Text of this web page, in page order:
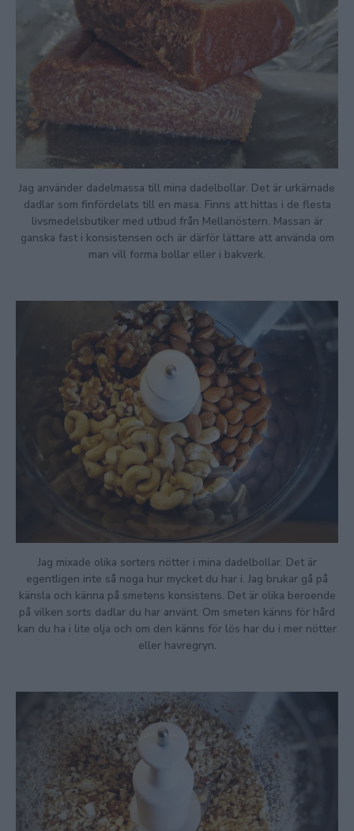
Jag använder dadelmassa till mina dadelbollar. Det är urkärnade
dadlar som finfördelats till en masa. Finns att hittas i de flesta
livsmedelsbutiker med utbud från Mellanöstern. Massan är
ganska fast i konsistensen och är därför lättare att använda om
man vill forma bollar eller i bakverk.
Jag mixade olika sorters nötter i mina dadelbollar. Det är
egentligen inte så noga hur mycket du har i. Jag brukar gå på
känsla och känna på smetens konsistens. Det är olika beroende
på vilken sorts dadlar du har använt. Om smeten känns för hård
kan du ha i lite olja och om den känns för lös har du i mer nötter
eller havregryn.